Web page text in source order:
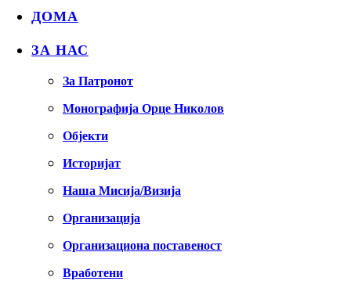
ДОМА
ЗА НАС
За Патронот
Монографија Орце Николов
Објекти
Историјат
Наша Мисија/Визија
Организација
Организациона поставеност
Вработени